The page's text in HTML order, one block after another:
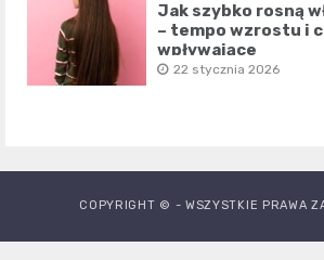
Jak szybko rosną
– tempo wzrostu i
wpływające
22 stycznia 2026
COPYRIGHT © - WSZYSTKIE PRAWA